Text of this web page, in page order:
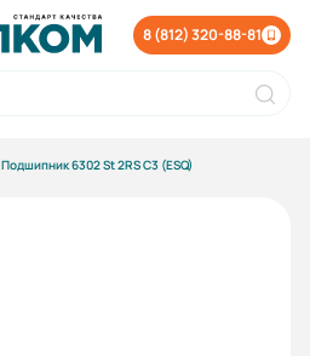
8 (812) 320-88-81
Подшипник 6302 St 2RS C3 (ESQ)